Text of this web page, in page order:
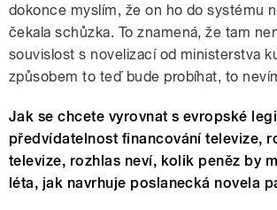
dokonce myslím, že on ho do systému
čekala schůzka. To znamená, že tam
souvislost s novelizací od ministerstva
způsobem to teď bude probíhat, to
Jak se chcete vyrovnat s evropské
předvídatelnost financování televize,
televize, rozhlas neví, kolik peněz by
léta, jak navrhuje poslanecká novela